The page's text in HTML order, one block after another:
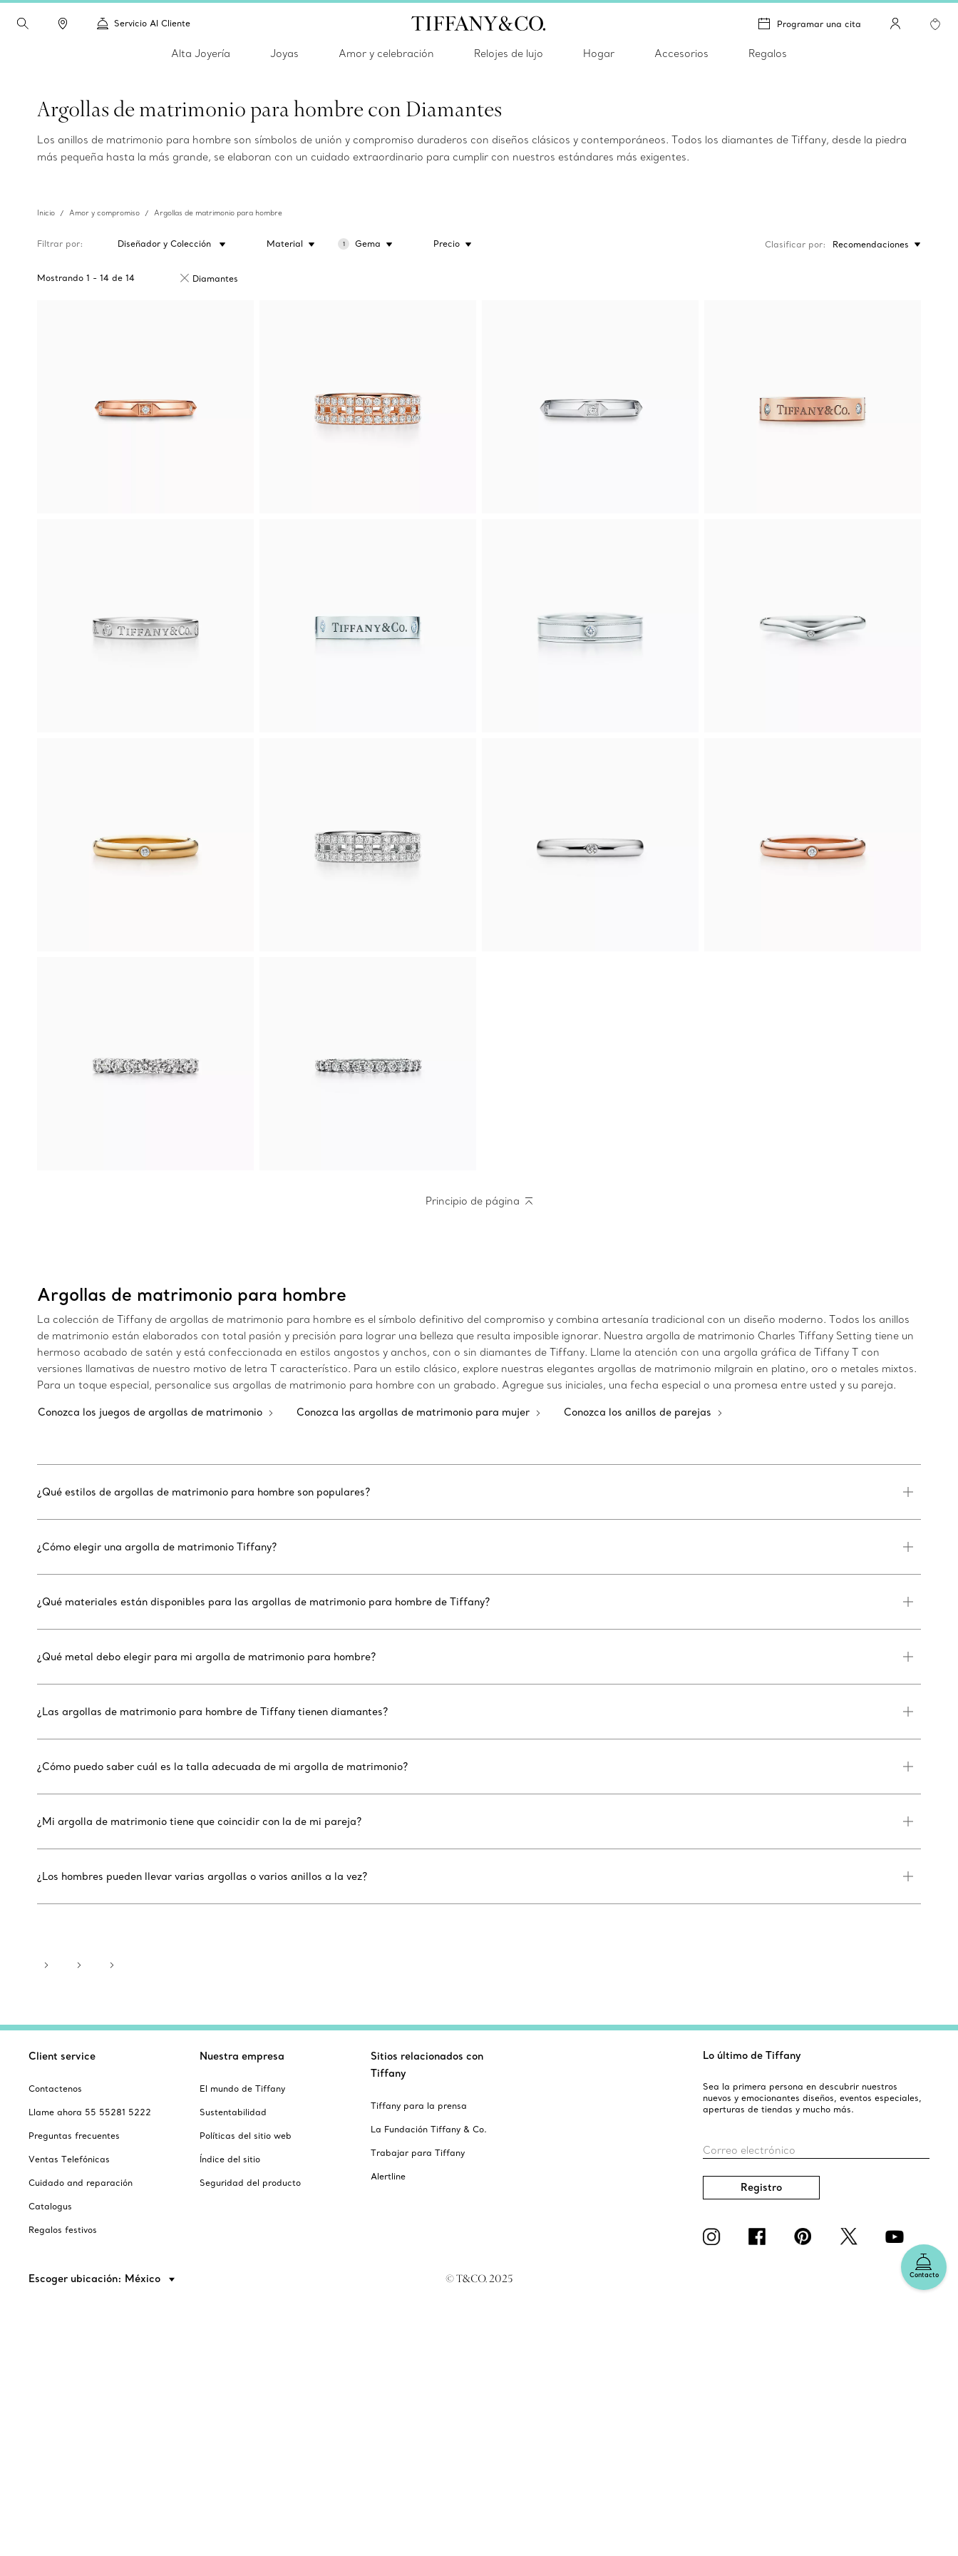
Servicio Al Cliente Programar una cita
Alta Joyería Joyas Amor y celebración Relojes de lujo Hogar Accesorios Regalos
Argollas de matrimonio para hombre con Diamantes
Los anillos de matrimonio para hombre son símbolos de unión y compromiso duraderos con diseños clásicos y contemporáneos. Todos los diamantes de Tiffany, desde la piedra
más pequeña hasta la más grande, se elaboran con un cuidado extraordinario para cumplir con nuestros estándares más exigentes.
Inicio Amor y compromiso Argollas de matrimonio para hombre
Filtrar por Diseñador y Colección Material 1 Gema Precio
Mostrando 1 - 14 de 14 Diamantes
Clasificar por Recomendaciones
Principio de página
Argollas de matrimonio para hombre
La colección de Tiffany de argollas de matrimonio para hombre es el símbolo definitivo del compromiso y combina artesanía tradicional con un diseño moderno. Todos los anillos
de matrimonio están elaborados con total pasión y precisión para lograr una belleza que resulta imposible ignorar. Nuestra argolla de matrimonio Charles Tiffany Setting tiene un
hermoso acabado de satén y está confeccionada en estilos angostos y anchos, con o sin diamantes de Tiffany. Llame la atención con una argolla gráfica de Tiffany T con
versiones llamativas de nuestro motivo de letra T característico. Para un estilo clásico, explore nuestras elegantes argollas de matrimonio milgrain en platino, oro o metales mixtos.
Para un toque especial, personalice sus argollas de matrimonio para hombre con un grabado. Agregue sus iniciales, una fecha especial o una promesa entre usted y su pareja.
Conozca los juegos de argollas de matrimonio Conozca las argollas de matrimonio para mujer Conozca los anillos de parejas
¿Qué estilos de argollas de matrimonio para hombre son populares?
¿Cómo elegir una argolla de matrimonio Tiffany?
¿Qué materiales están disponibles para las argollas de matrimonio para hombre de Tiffany?
¿Qué metal debo elegir para mi argolla de matrimonio para hombre?
¿Las argollas de matrimonio para hombre de Tiffany tienen diamantes?
¿Cómo puedo saber cuál es la talla adecuada de mi argolla de matrimonio?
¿Mi argolla de matrimonio tiene que coincidir con la de mi pareja?
¿Los hombres pueden llevar varias argollas o varios anillos a la vez?
Contacto
Client service
Contactenos
Llame ahora 55 55281 5222
Preguntas frecuentes
Ventas Telefónicas
Cuidado and reparación
Catalogus
Regalos festivos
Nuestra empresa
El mundo de Tiffany
Sustentabilidad
Políticas del sitio web
Índice del sitio
Seguridad del producto
Sitios relacionados con
Tiffany
Tiffany para la prensa
La Fundación Tiffany & Co.
Trabajar para Tiffany
Alertline
Lo último de Tiffany
Sea la primera persona en descubrir nuestros
nuevos y emocionantes diseños, eventos especiales,
aperturas de tiendas y mucho más.
Correo electrónico
Registro
Escoger ubicación: México © T&CO. 2025